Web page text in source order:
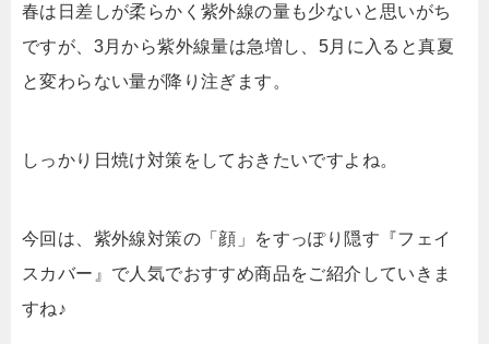
春は日差しが柔らかく紫外線の量も少ないと思いがち
ですが、3月から紫外線量は急増し、5月に入ると真夏
と変わらない量が降り注ぎます。
しっかり日焼け対策をしておきたいですよね。
今回は、紫外線対策の「顔」をすっぽり隠す『フェイ
スカバー』で人気でおすすめ商品をご紹介していきま
すね♪